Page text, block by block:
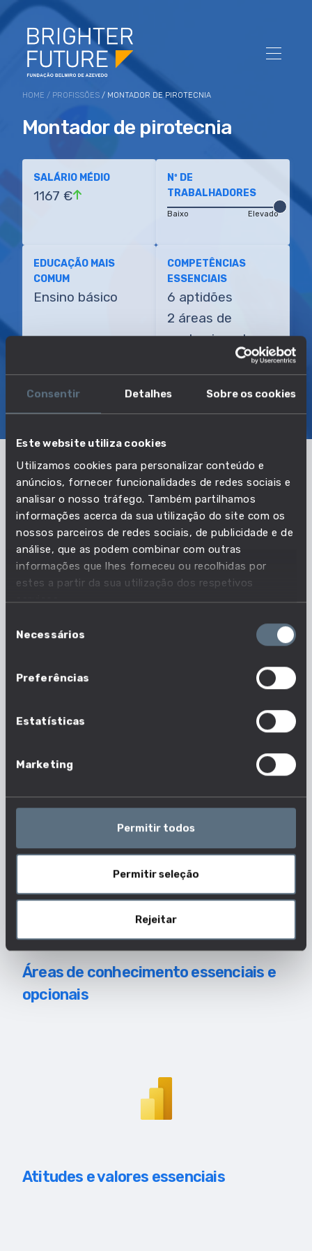
Consentir Detalhes Sobre os cookies
Este website utiliza cookies
Utilizamos cookies para personalizar conteúdo e
anúncios, fornecer funcionalidades de redes sociais e
analisar o nosso tráfego. Também partilhamos
informações acerca da sua utilização do site com os
nossos parceiros de redes sociais, de publicidade e de
análise, que as podem combinar com outras
informações que lhes forneceu ou recolhidas por
estes a partir da sua utilização dos respetivos
serviços.
deNecessários
Preferências
Estatísticas
Marketing
Permitir todos
Permitir seleção
Rejeitar
HOME / PROFISSÕES / MONTADOR DE PIROTECNIA
Montador de pirotecnia
SALÁRIO MÉDIO
1167 €
Nº DE
TRABALHADORES
Baixo Elevado
EDUCAÇÃO MAIS
COMUM
Ensino básico
COMPETÊNCIAS
ESSENCIAIS
6 aptidões
2 áreas de
conhecimento
SOBREEMPREGO E SALÁRIO
O que precisas para exercer esta
profissão?
Com base no nível de educação mais comum dos
trabalhadores desta profissão e nas competências
essenciais e opcionais, ajudamos-te a perceber os
Áreas de conhecimento essenciais e
opcionais
Atitudes e valores essenciais